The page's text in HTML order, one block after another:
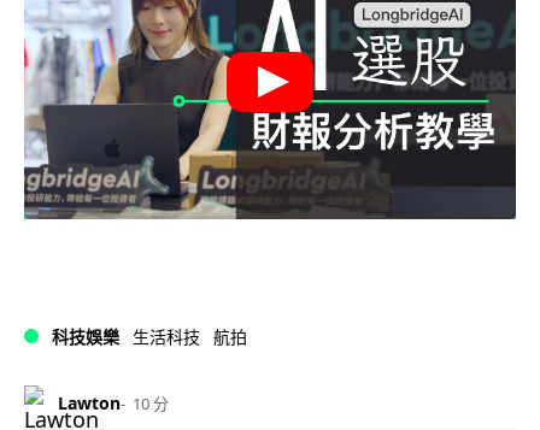
科技娛樂 生活科技 航拍
Lawton 10 分